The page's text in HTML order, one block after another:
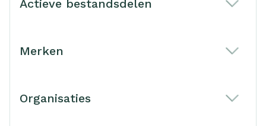
Actieve bestandsdelen
Merken
Organisaties